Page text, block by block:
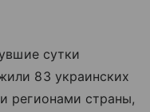
сутки
83 украинских
регионами страны,